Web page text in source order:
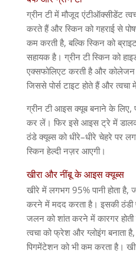
ग्रीन टी में मौजूद एंटीऑक्सीडेंट
करते हैं और स्किन को गहराई से
कम करती है, बल्कि स्किन को
सहायक है। ग्रीन टी स्किन को
एक्सफोलिएट करती है और कोलेजन
जिससे पोर्स टाइट होते हैं और त्वचा
ग्रीन टी आइस क्यूब बनाने के लिए,
कर लें। फिर इसे आइस ट्रे में
ठंडे क्यूब्स को धीरे–धीरे चेहरे पर
स्किन हेल्दी नज़र आएगी।
खीरा और नींबू के आइस क्यूब्स
खीरे में लगभग95% पानी होता है,
करने में मदद करता है। इसकी
जलन को शांत करने में कारगर होती
त्वचा को फ्रेश और ग्लोइंग बनाता है,
पिगमेंटेशन को भी कम करता है।